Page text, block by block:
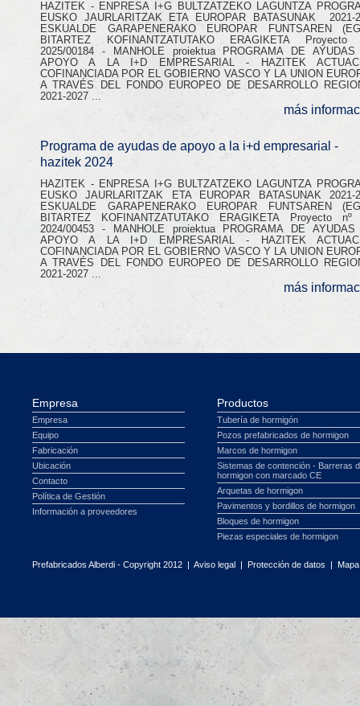
HAZITEK - ENPRESA I+G BULTZATZEKO LAGUNTZA
EUSKO JAURLARITZAK ETA EUROPAR BATASUNAK 2021-
ESKUALDE GARAPENERAKO EUROPAR FUNTSAREN
BITARTEZ KOFINANTZATUTAKO ERAGIKETA Proyecto
2025/00184 - MANHOLE proiektua PROGRAMA DE
APOYO A LA I+D EMPRESARIAL - HAZITEK
COFINANCIADA POR EL GOBIERNO VASCO Y LA UNION
A TRAVÉS DEL FONDO EUROPEO DE DESARROLLO
2021-2027 ...
más
Programa de ayudas de apoyo a la i+d empresarial -
hazitek 2024
HAZITEK - ENPRESA I+G BULTZATZEKO LAGUNTZA
EUSKO JAURLARITZAK ETA EUROPAR BATASUNAK 2021-
ESKUALDE GARAPENERAKO EUROPAR FUNTSAREN
BITARTEZ KOFINANTZATUTAKO ERAGIKETA Proyecto nº
2024/00453 - MANHOLE proiektua PROGRAMA DE
APOYO A LA I+D EMPRESARIAL - HAZITEK
COFINANCIADA POR EL GOBIERNO VASCO Y LA UNION
A TRAVÉS DEL FONDO EUROPEO DE DESARROLLO
2021-2027 ...
más
Empresa
Empresa
Equipo
Fabricación
Ubicación
Contacto
Política de Gestión
Información a proveedores
Productos
Tubería de hormigón
Pozos prefabricados de hormigon
Marcos de hormigon
Sistemas de contención - Barreras
hormigon con marcado CE
Arquetas de hormigon
Pavimentos y bordillos de hormigon
Bloques de hormigon
Piezas especiales de hormigon
Prefabricados Alberdi - Copyright 2012 | Aviso legal | Protección de datos |